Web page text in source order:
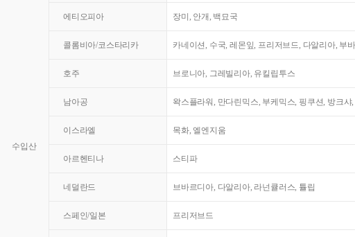
수입산
에티오피아 장미, 안개, 백묘국
콜롬비아/코스타리카 카네이션, 수국, 레몬잎, 프리저브드, 다알리아, 부
호주 브로니아, 그레빌리아, 유킬립투스
남아공 왁스플라워, 만다린믹스, 부케믹스, 핑쿠션, 방크샤
이스라엘 목화, 엘엔지움
아르헨티나 스티파
네덜란드 브바르디아, 다알리아, 라넌큘러스, 튤립
스페인/일본 프리저브드